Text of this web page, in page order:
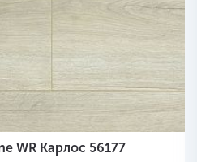
WR Карлос 56177